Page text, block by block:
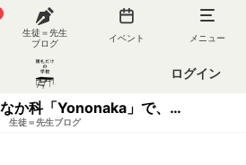
生徒＝先生
ブログ
イベント メニュー
ログイン
オリジナルよのなか科「Yononaka」で、ロボットをテーマに意見共有しました
生徒＝先生ブログ